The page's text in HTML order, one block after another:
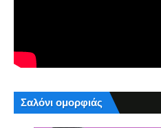
Σαλόνι ομορφιάς